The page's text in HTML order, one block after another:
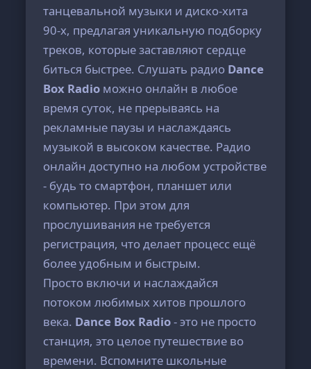
танцевальной музыки и диско-хита
90-х, предлагая уникальную подборку
треков, которые заставляют сердце
биться быстрее. Слушать радио Dance
Box Radio можно онлайн в любое
время суток, не прерываясь на
рекламные паузы и наслаждаясь
музыкой в высоком качестве. Радио
онлайн доступно на любом устройстве
- будь то смартфон, планшет или
компьютер. При этом для
прослушивания не требуется
регистрация, что делает процесс ещё
более удобным и быстрым.
Просто включи и наслаждайся
потоком любимых хитов прошлого
века. Dance Box Radio- это не просто
станция, это целое путешествие во
времени. Вспомните школьные